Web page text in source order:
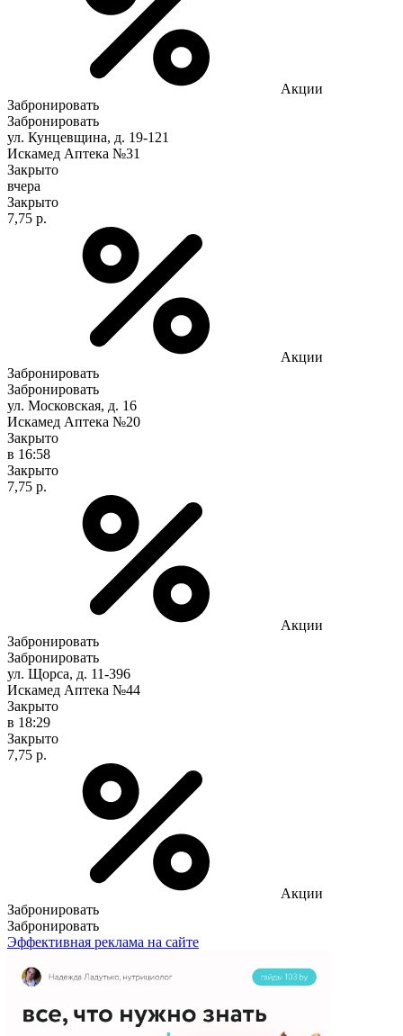
Акции
Забронировать
Забронировать
ул. Кунцевщина, д. 19-121
Искамед Аптека №31
Закрыто
вчера
Закрыто
7,75 р.
Акции
Забронировать
Забронировать
ул. Московская, д. 16
Искамед Аптека №20
Закрыто
в 16:58
Закрыто
7,75 р.
Акции
Забронировать
Забронировать
ул. Щорса, д. 11-396
Искамед Аптека №44
Закрыто
в 18:29
Закрыто
7,75 р.
Акции
Забронировать
Забронировать
Эффективная реклама на сайте